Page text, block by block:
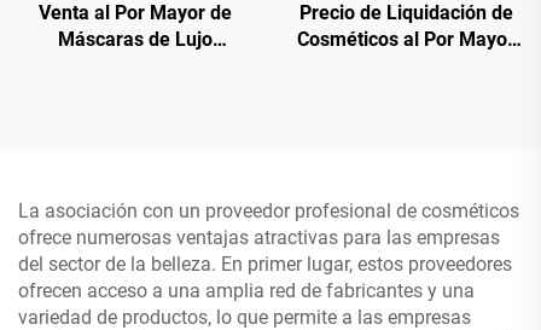
Venta al Por Mayor de
Máscaras de Lujo
Precio de Liquidación de
Cosméticos al Por Mayor
La asociación con un proveedor profesional de cosméticos
ofrece numerosas ventajas atractivas para las empresas
del sector de la belleza. En primer lugar, estos proveedores
ofrecen acceso a una amplia red de fabricantes y una
variedad de productos, lo que permite a las empresas